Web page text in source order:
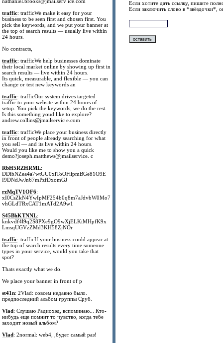
traffic: trafficWe make it easy for your
business to be seen first and chosen first. You
pick the keywords, and we put your banner at
the top of search results — usually live within
24 hours.
No contracts,
traffic: trafficWe help businesses dominate
their local market online by showing up first in
search results — live within 24 hours.
Its quick, measurable, and flexible — you can
change or test new keywords an
traffic: trafficOur system drives targeted
traffic to your website within 24 hours of
setup. You pick the keywords, we do the rest.
Is this something youd like to explore?
andrew.collins@jmailservic e.com
traffic: trafficWe place your business directly
in front of people already searching for what
you sell — and its live within 24 hours.
Would you like me to show you a quick
demo?joseph.matthews@jmailservice. c
RbH5RZHRML:
DDibNZea4a7wtGU0xiToOFiipmBGe81O9E
I9DNdJwJn67mPzfDxomGJ
rzMqTV1OF6:
xI0CsZkN4YwIpMF254b0q8m7aJdvbW0Mo7
vhGLdTRxCAT1mATd2A9w1
S45BhKTNNL:
knkvdf4l9q2S8PXe9gO9wXjELKiMHpfK9x
LmsqUGVzZMd3KH58ZjNOr
traffic: trafficIf your business could appear at
the top of search results every time someone
types in your service, would you take that
spot?
Thats exactly what we do.
We place your banner in front of p
st41n: 2Vlad: совсем недавно было.
предпоследний альбом группы Сруб.
Vlad: Слушаю Радиохэд, вспоминаю... Кто-
нибудь еще помнит то чувство, когда тебе
заходит новый альбом?
Vlad: 2normal: web4, ,будет самый раз!
Если хотите дать ссылку, пишите
Если заключить слово в *звёздочки*,